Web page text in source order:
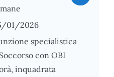
01/2026
specialistica
con OBI
inquadrata